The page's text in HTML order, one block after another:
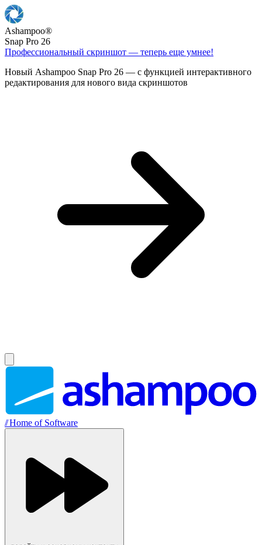
Ashampoo®
Snap Pro 26
Профессиональный скриншот — теперь еще умнее!
Новый Ashampoo Snap Pro 26 — с функцией интерактивного
редактирования для нового вида скриншотов
//Home of Software